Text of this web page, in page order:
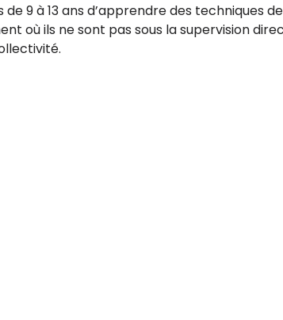
9 à 13 ans d’apprendre des
où ils ne sont pas sous la supervision